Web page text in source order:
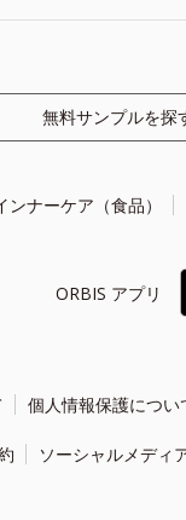
無料サンプルを探
ンナーケア（食品）
ORBIS アプリ
個人情報保護につい
ソーシャルメディ